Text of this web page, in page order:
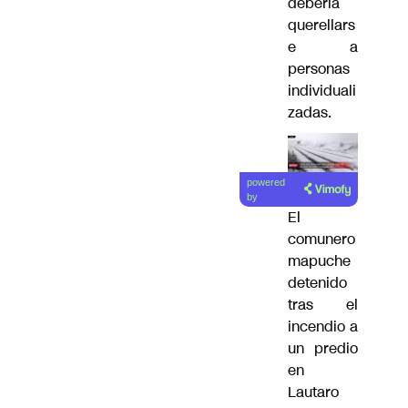
querellars
e a
personas
individuali
zadas.
Lea el
artículo
powered
by
El
comunero
mapuche
detenido
tras el
incendio a
un predio
en
Lautaro